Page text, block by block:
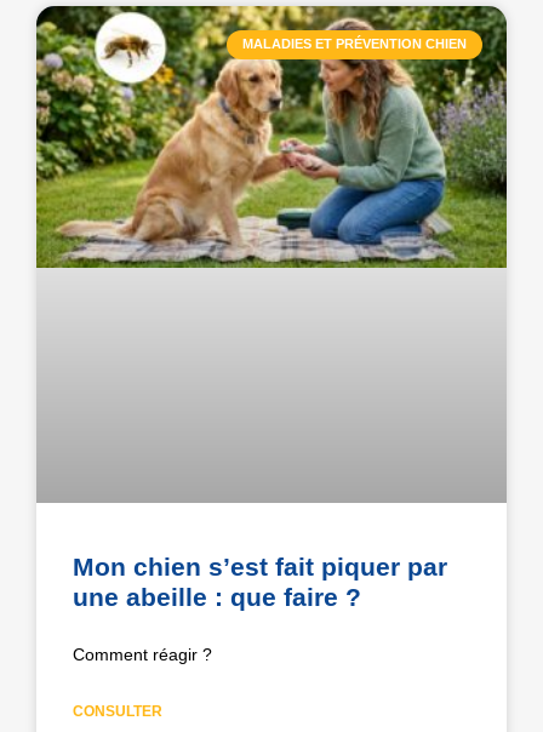
MALADIES ET PRÉVENTION CHIEN
Mon chien s’est fait piquer par
une abeille : que faire ?
Comment réagir ?
CONSULTER